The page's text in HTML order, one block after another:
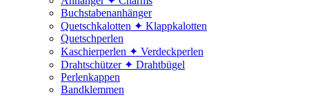
Buchstabenanhänger
Quetschkalotten ✦ Klappkalotten
Quetschperlen
Kaschierperlen ✦ Verdeckperlen
Drahtschützer ✦ Drahtbügel
Perlenkappen
Bandklemmen